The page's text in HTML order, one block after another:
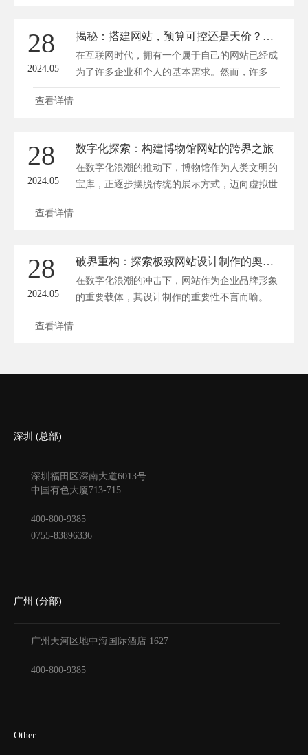
28
2024.05
揭秘：搭建网站，预算可控还是天价？费用全解析！
在互联网时代，拥有一个属于自己的网站已经成
为了许多企业和个人的基本需求。然而，许多
人...
查看详情
28
2024.05
数字化探索：构建博物馆网站的跨界之旅
在数字化浪潮的推动下，博物馆作为人类文明的
宝库，正逐步摆脱传统的展示方式，迈向虚拟世
界...
查看详情
28
2024.05
破界重构：探索极致网站设计制作的奥秘与革新之路
在数字化浪潮的冲击下，网站作为企业品牌形象
的重要载体，其设计制作的重要性不言而喻。
一...
查看详情
深圳 (总部)
深圳福田区深南大道6013号
中国有色大厦 713-715
400-800-9385
0755-83896336
广州 (分部)
广州天河区地中海国际酒店 1627
400-800-9385
Other